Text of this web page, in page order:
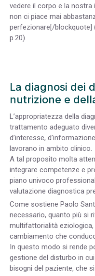
vedere il corpo e la
non ci piace mai
perfezionare[/blockquote]
p.20).
La diagnosi dei
nutrizione e
L’appropriatezza della
trattamento adeguato
d’interesse,
lavorano in ambito clinico.
A tal proposito molta
integrare competenze e
piano univoco
valutazione diagnostica
Come sostiene Paolo
necessario, quanto più si
multifattorialità
cambiamento che
In questo modo si rende
gestione del disturbo in
bisogni del paziente, che